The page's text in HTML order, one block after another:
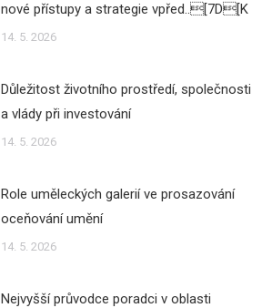
nové přístupy a strategie vpřed..[7D[K
14. 5. 2026
Důležitost životního prostředí, společnosti
a vlády při investování
14. 5. 2026
Role uměleckých galerií ve prosazování
oceňování umění
14. 5. 2026
Nejvyšší průvodce poradci v oblasti